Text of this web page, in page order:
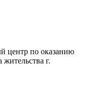
по оказанию
г.